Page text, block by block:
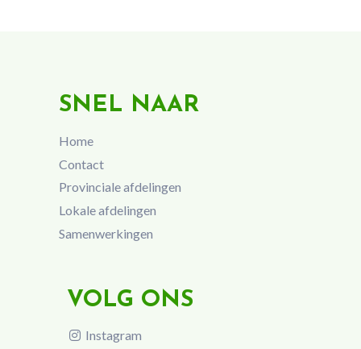
SNEL NAAR
Home
Contact
Provinciale afdelingen
Lokale afdelingen
Samenwerkingen
VOLG ONS
Instagram